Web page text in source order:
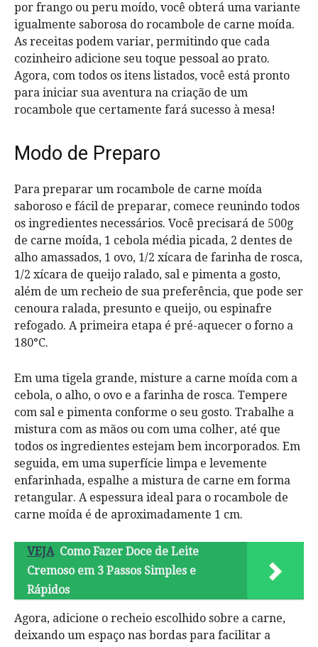
por frango ou peru moído, você obterá uma variante
igualmente saborosa do rocambole de carne moída.
As receitas podem variar, permitindo que cada
cozinheiro adicione seu toque pessoal ao prato.
Agora, com todos os itens listados, você está pronto
para iniciar sua aventura na criação de um
rocambole que certamente fará sucesso à mesa!
Modo de Preparo
Para preparar um rocambole de carne moída
saboroso e fácil de preparar, comece reunindo todos
os ingredientes necessários. Você precisará de 500g
de carne moída, 1 cebola média picada, 2 dentes de
alho amassados, 1 ovo, 1/2 xícara de farinha de rosca,
1/2 xícara de queijo ralado, sal e pimenta a gosto,
além de um recheio de sua preferência, que pode ser
cenoura ralada, presunto e queijo, ou espinafre
refogado. A primeira etapa é pré-aquecer o forno a
180°C.
Em uma tigela grande, misture a carne moída com a
cebola, o alho, o ovo e a farinha de rosca. Tempere
com sal e pimenta conforme o seu gosto. Trabalhe a
mistura com as mãos ou com uma colher, até que
todos os ingredientes estejam bem incorporados. Em
seguida, em uma superfície limpa e levemente
enfarinhada, espalhe a mistura de carne em forma
retangular. A espessura ideal para o rocambole de
carne moída é de aproximadamente 1 cm.
VEJA Como Fazer Doce de Leite
Cremoso em 3 Passos Simples e
Rápidos
Agora, adicione o recheio escolhido sobre a carne,
deixando um espaço nas bordas para facilitar a